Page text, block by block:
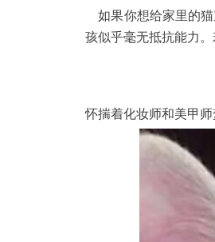
如果你想给家里的
孩似乎毫无抵抗能力
怀揣着化妆师和美甲